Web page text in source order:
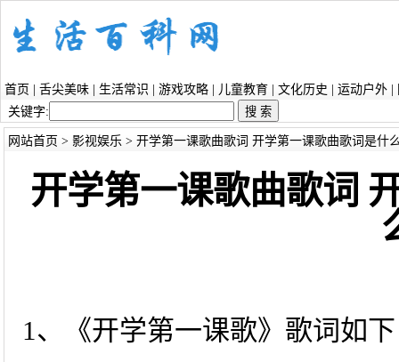
首页 舌尖美味 生活常识 游戏攻略 儿童教育 文化历史 运动户外
关键字:
网站首页 > 影视娱乐 > 开学第一课歌曲歌词 开学第一课歌曲歌词是什
开学第一课歌曲歌词
1、《开学第一课歌》歌词如